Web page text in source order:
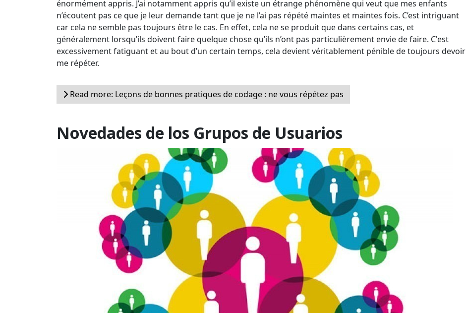
énormément appris. J’ai notamment appris qu’il existe un étrange phénomène qui veut que mes enfants
n’écoutent pas ce que je leur demande tant que je ne l’ai pas répété maintes et maintes fois. C’est intriguant
car cela ne semble pas toujours être le cas. En effet, cela ne se produit que dans certains cas, et
généralement lorsqu’ils doivent faire quelque chose qu’ils n’ont pas particulièrement envie de faire. C'est
excessivement fatiguant et au bout d’un certain temps, cela devient véritablement pénible de toujours devoir
me répéter.
Read more: Leçons de bonnes pratiques de codage : ne vous répétez pas
Novedades de los Grupos de Usuarios